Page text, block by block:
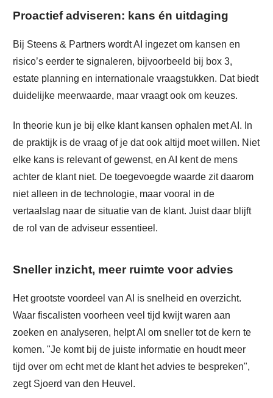
Proactief adviseren: kans én uitdaging
Bij Steens & Partners wordt AI ingezet om kansen en
risico’s eerder te signaleren, bijvoorbeeld bij box 3,
estate planning en internationale vraagstukken. Dat biedt
duidelijke meerwaarde, maar vraagt ook om keuzes.
In theorie kun je bij elke klant kansen ophalen met AI. In
de praktijk is de vraag of je dat ook altijd moet willen. Niet
elke kans is relevant of gewenst, en AI kent de mens
achter de klant niet. De toegevoegde waarde zit daarom
niet alleen in de technologie, maar vooral in de
vertaalslag naar de situatie van de klant. Juist daar blijft
de rol van de adviseur essentieel.
Sneller inzicht, meer ruimte voor advies
Het grootste voordeel van AI is snelheid en overzicht.
Waar fiscalisten voorheen veel tijd kwijt waren aan
zoeken en analyseren, helpt AI om sneller tot de kern te
komen. "Je komt bij de juiste informatie en houdt meer
tijd over om echt met de klant het advies te bespreken",
zegt Sjoerd van den Heuvel.